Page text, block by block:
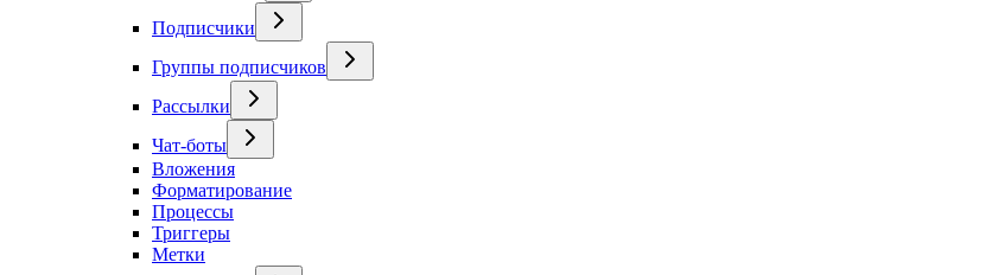
Подписчики
Группы подписчиков
Рассылки
Чат-боты
Вложения
Форматирование
Процессы
Триггеры
Метки